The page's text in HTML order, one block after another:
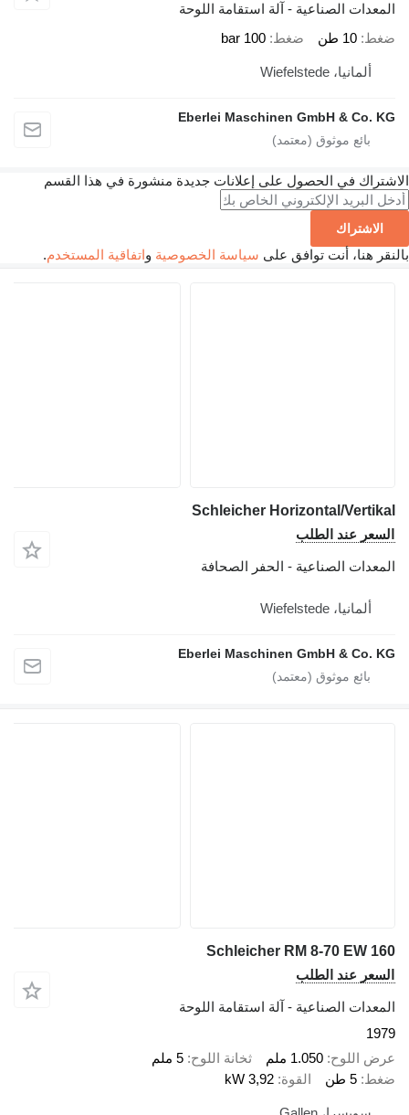
الصناعية - آلة استقامة اللوحة
10 طن
ضغط 100 bar
Eberlei Maschinen GmbH &
في الحصول على إعلانات جديدة منشورة في هذا القسم
أنت توافق علىسياسة الخصوصيةواتفاقية المستخدم.
Schleicher Horizontal/
عند الطلب
الصناعية - الحفر الصحافة
Eberlei Maschinen GmbH &
Schleicher RM 8-70
عند الطلب
الصناعية - آلة استقامة اللوحة
1.050 ملم ثخانة اللوح 5 ملم
القوة 3,92 kW